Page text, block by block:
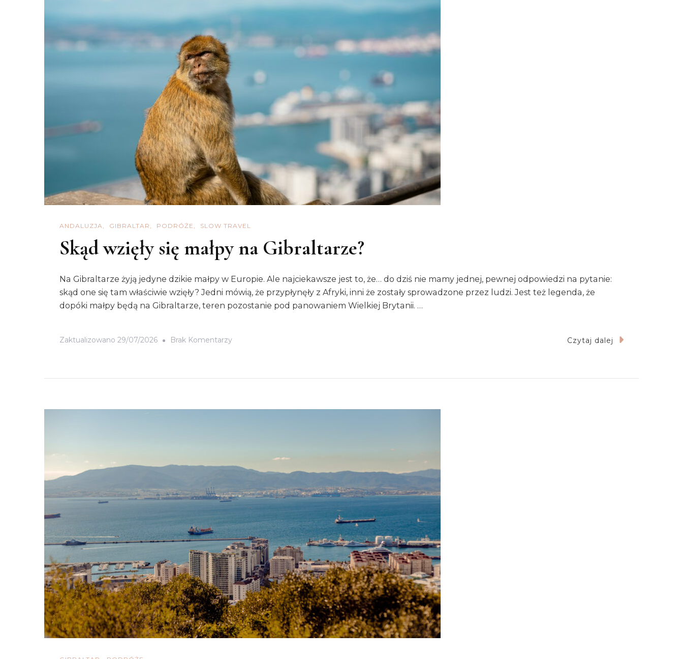
Do
ANDALUZJA GIBRALTAR PODRÓŻE SLOW TRAVEL
Skąd wzięły się małpy na Gibraltarze?
Na Gibraltarze żyją jedyne dzikie małpy w Europie. Ale najciekawsze jest to, że… do dziś nie mamy jednej, pewnej odpowiedzi na pytanie:
skąd one się tam właściwie wzięły? Jedni mówią, że przypłynęły z Afryki, inni że zostały sprowadzone przez ludzi. Jest też legenda, że
dopóki małpy będą na Gibraltarze, teren pozostanie pod panowaniem Wielkiej Brytanii. …
Zaktualizowano 29/07/2026 Brak KomentarzyDo
Czytaj dalej